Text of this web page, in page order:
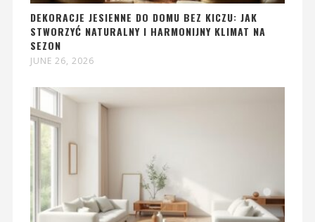
DEKORACJE JESIENNE DO DOMU BEZ KICZU: JAK
STWORZYĆ NATURALNY I HARMONIJNY KLIMAT NA
SEZON
JUNE 26, 2026